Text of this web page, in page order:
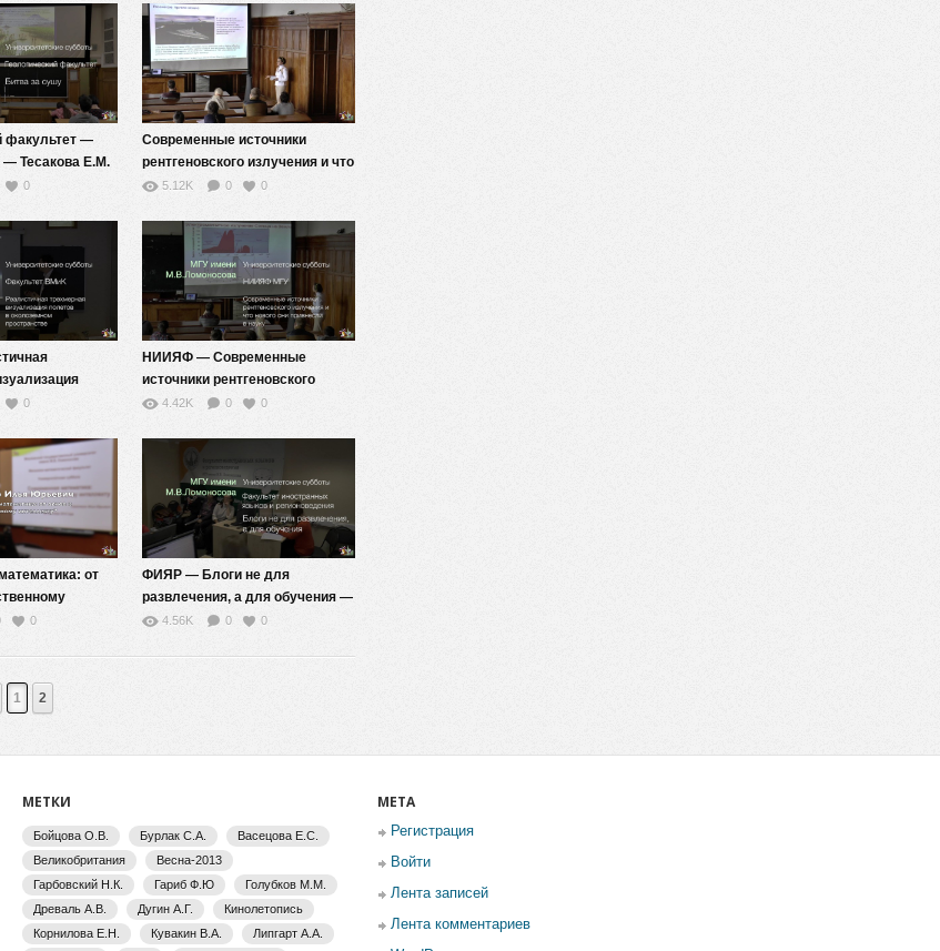
Филимонов Н.Б. аннотация
(МГУ-школе)
факультет —
— Тесакова Е.М.
школе)
0
Современные источники
рентгеновского излучения и что
нового они привнесли в науку
5.12K 0 0
0
НИИЯФ — Современные
источники рентгеновского
излучения и что нового они
Е.В.Грызлова — Аннотация
(МГУ-школе)
4.42K 0 0
от
Самоненко
0
ФИЯР — Блоги не для
развлечения, а для обучения —
аннотация (МГУ — школе)
4.56K 0 0
1 2
МЕТКИ
Бойцова О.В. Бурлак С.А.
Васецова Е.С.
Великобритания
Весна-2013
Гарбовский Н.К.
Гариб Ф.Ю
Голубков М.М.
Древаль А.В.
Дугин А.Г.
Кинолетопись
Корнилова Е.Н.
Кувакин В.А. Липгарт А.А.
МЕТА
Регистрация
Войти
Лента записей
Лента комментариев